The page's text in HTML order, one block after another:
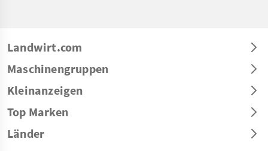
Landwirt.com
Maschinengruppen
Kleinanzeigen
Top Marken
Länder